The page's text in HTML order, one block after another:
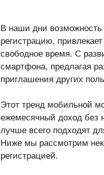
В наши дни
регистрацию,
свободное время. С
смартфона, предлагая
приглашения других
Этот тренд мобильной
ежемесячный доход без
лучше всего подходят
Ниже мы рассмотрим
регистрацией.